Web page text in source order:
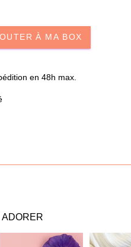
À MA BOX
en 48h max.
les à votre Box en quelques clics.